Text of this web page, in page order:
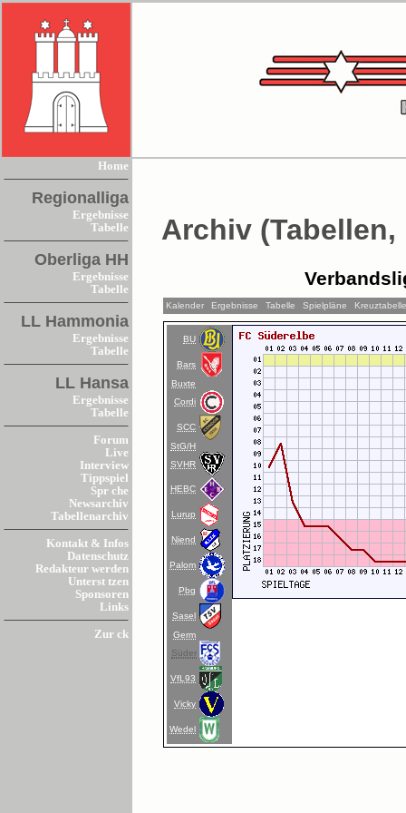
Home
Regionalliga
Ergebnisse
Tabelle
Oberliga HH
Ergebnisse
Tabelle
LL Hammonia
Ergebnisse
Tabelle
LL Hansa
Ergebnisse
Tabelle
Forum
Live
Interview
Tippspiel
Spr che
Newsarchiv
Tabellenarchiv
Kontakt & Infos
Datenschutz
Redakteur werden
Unterst tzen
Sponsoren
Links
Zur ck
Archiv
Kalender Ergebnisse Tabelle Spielpläne
BU
Bars
Buxte
Cordi
SCC
StG/H
SVHR
HEBC
Lurup
Niend
Palom
Pbg
Sasel
Germ
Süder
VfL93
Vicky
Wedel